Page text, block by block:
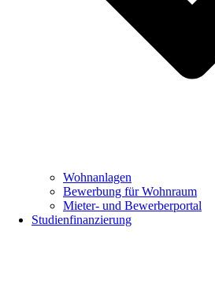
Wohnanlagen
Bewerbung für Wohnraum
Mieter- und Bewerberportal
Studienfinanzierung